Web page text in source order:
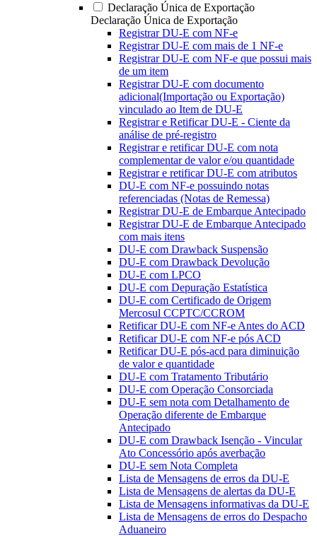
Declaração Única de Exportação
Declaração Única de Exportação
Registrar DU-E com NF-e
Registrar DU-E com mais de 1 NF-e
Registrar DU-E com NF-e que possui mais
de um item
Registrar DU-E com documento
adicional(Importação ou Exportação)
vinculado ao Item de DU-E
Registrar e Retificar DU-E - Ciente da
análise de pré-registro
Registrar e retificar DU-E com nota
complementar de valor e/ou quantidade
Registrar e retificar DU-E com atributos
DU-E com NF-e possuindo notas
referenciadas (Notas de Remessa)
Registrar DU-E de Embarque Antecipado
Registrar DU-E de Embarque Antecipado
com mais itens
DU-E com Drawback Suspensão
DU-E com Drawback Devolução
DU-E com LPCO
DU-E com Depuração Estatística
DU-E com Certificado de Origem
Mercosul CCPTC/CCROM
Retificar DU-E com NF-e Antes do ACD
Retificar DU-E com NF-e pós ACD
Retificar DU-E pós-acd para diminuição
de valor e quantidade
DU-E com Tratamento Tributário
DU-E com Operação Consorciada
DU-E sem nota com Detalhamento de
Operação diferente de Embarque
Antecipado
DU-E com Drawback Isenção - Vincular
Ato Concessório após averbação
DU-E sem Nota Completa
Lista de Mensagens de erros da DU-E
Lista de Mensagens de alertas da DU-E
Lista de Mensagens informativas da DU-E
Lista de Mensagens de erros do Despacho
Aduaneiro